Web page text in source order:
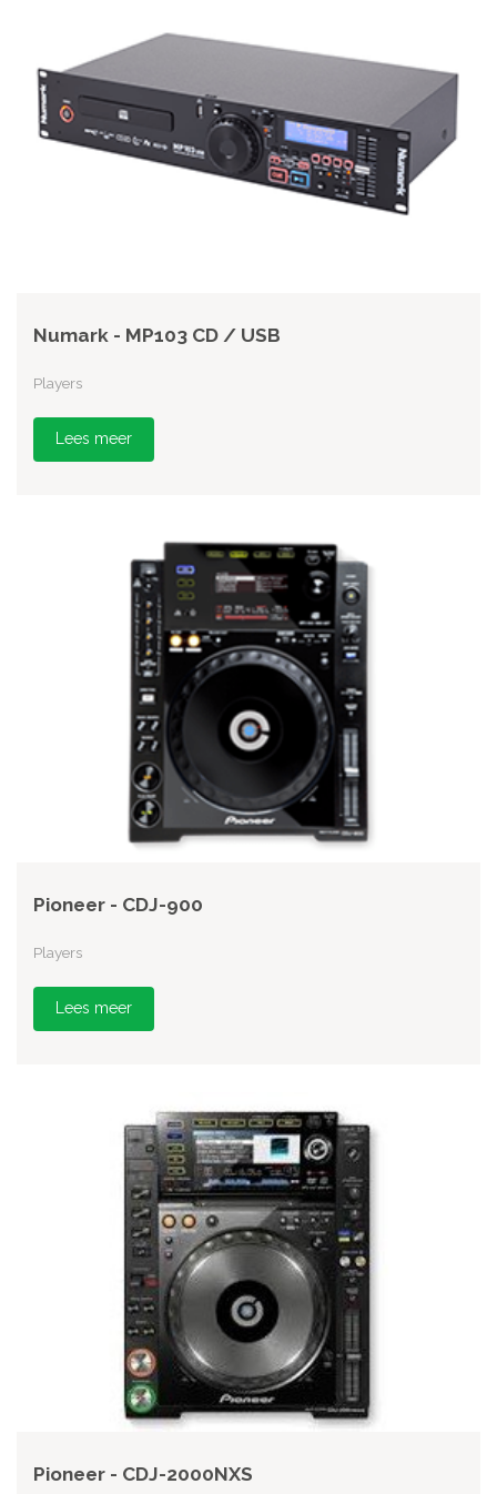
Numark - MP103 CD / USB
Players
Lees meer
Pioneer - CDJ-900
Players
Lees meer
Pioneer - CDJ-2000NXS